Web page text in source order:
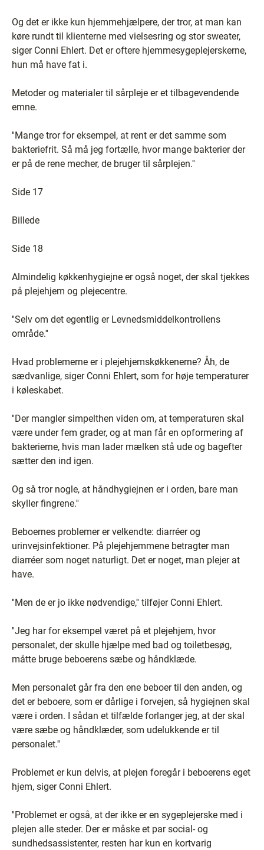
Og det er ikke kun hjemmehjælpere, der tror, at man kan
køre rundt til klienterne med vielsesring og stor sweater,
siger Conni Ehlert. Det er oftere hjemmesygeplejerskerne,
hun må have fat i.
Metoder og materialer til sårpleje er et tilbagevendende
emne.
''Mange tror for eksempel, at rent er det samme som
bakteriefrit. Så må jeg fortælle, hvor mange bakterier der
er på de rene mecher, de bruger til sårplejen.''
Side 17
Billede
Side 18
Almindelig køkkenhygiejne er også noget, der skal tjekkes
på plejehjem og plejecentre.
''Selv om det egentlig er Levnedsmiddelkontrollens
område.''
Hvad problemerne er i plejehjemskøkkenerne? Åh, de
sædvanlige, siger Conni Ehlert, som for høje temperaturer
i køleskabet.
''Der mangler simpelthen viden om, at temperaturen skal
være under fem grader, og at man får en opformering af
bakterierne, hvis man lader mælken stå ude og bagefter
sætter den ind igen.
Og så tror nogle, at håndhygiejnen er i orden, bare man
skyller fingrene.''
Beboernes problemer er velkendte: diarréer og
urinvejsinfektioner. På plejehjemmene betragter man
diarréer som noget naturligt. Det er noget, man plejer at
have.
''Men de er jo ikke nødvendige,'' tilføjer Conni Ehlert.
''Jeg har for eksempel været på et plejehjem, hvor
personalet, der skulle hjælpe med bad og toiletbesøg,
måtte bruge beboerens sæbe og håndklæde.
Men personalet går fra den ene beboer til den anden, og
det er beboere, som er dårlige i forvejen, så hygiejnen skal
være i orden. I sådan et tilfælde forlanger jeg, at der skal
være sæbe og håndklæder, som udelukkende er til
personalet.''
Problemet er kun delvis, at plejen foregår i beboerens eget
hjem, siger Conni Ehlert.
''Problemet er også, at der ikke er en sygeplejerske med i
plejen alle steder. Der er måske et par social- og
sundhedsassistenter, resten har kun en kortvarig